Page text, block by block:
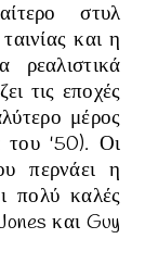
στυλ
και η
ρεαλιστικά
τις εποχές
μέρος
του '50). Οι
περνάει η
πολύ καλές
και Guy